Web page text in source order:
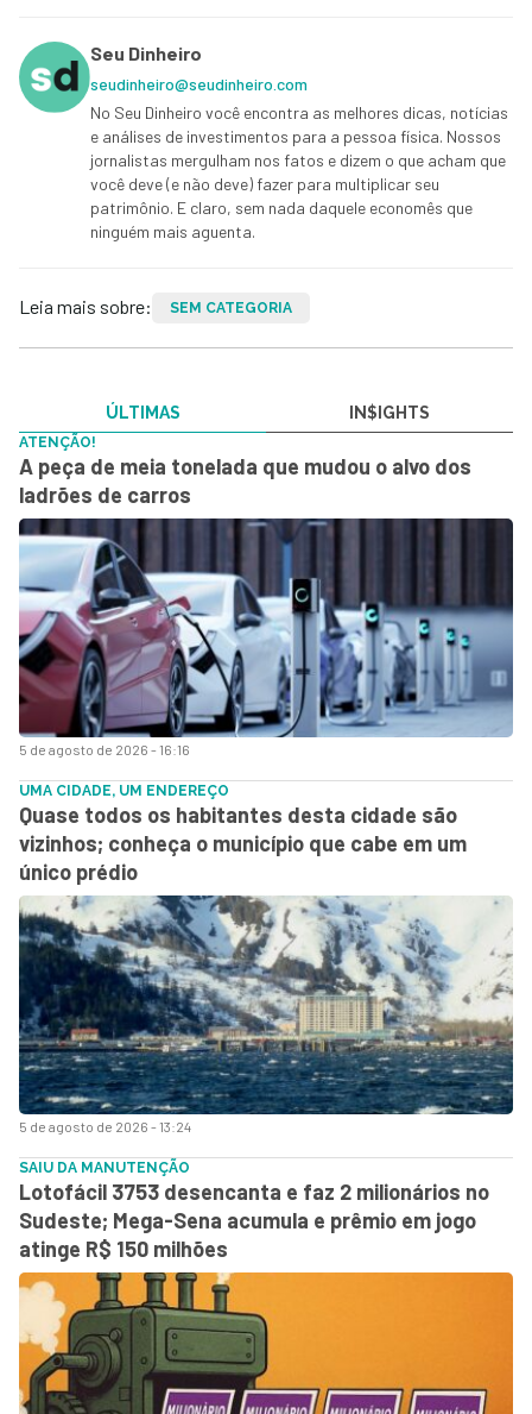
Seu Dinheiro
seudinheiro@seudinheiro.com
No Seu Dinheiro você encontra as melhores dicas, notícias
e análises de investimentos para a pessoa física. Nossos
jornalistas mergulham nos fatos e dizem o que acham que
você deve (e não deve) fazer para multiplicar seu
patrimônio. E claro, sem nada daquele economês que
ninguém mais aguenta.
Leia mais sobre: SEM CATEGORIA
ÚLTIMAS IN$IGHTS
5 de agosto de 2026 - 16:16
ATENÇÃO!
A peça de meia tonelada que mudou o alvo dos
ladrões de carros
5 de agosto de 2026 - 13:24
UMA CIDADE, UM ENDEREÇO
Quase todos os habitantes desta cidade são
vizinhos; conheça o município que cabe em um
único prédio
SAIU DA MANUTENÇÃO
Lotofácil 3753 desencanta e faz 2 milionários no
Sudeste; Mega-Sena acumula e prêmio em jogo
atinge R$ 150 milhões